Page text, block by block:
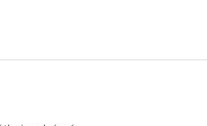
je 5 z 5 hvězdiček.
je 5 z 5 hvězdiček.